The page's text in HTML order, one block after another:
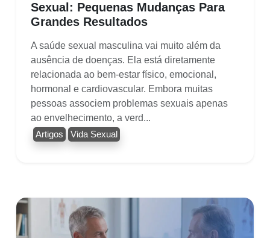
Sexual: Pequenas Mudanças Para
Grandes Resultados
A saúde sexual masculina vai muito além da
ausência de doenças. Ela está diretamente
relacionada ao bem-estar físico, emocional,
hormonal e cardiovascular. Embora muitas
pessoas associem problemas sexuais apenas
ao envelhecimento, a verd...
Artigos Vida Sexual